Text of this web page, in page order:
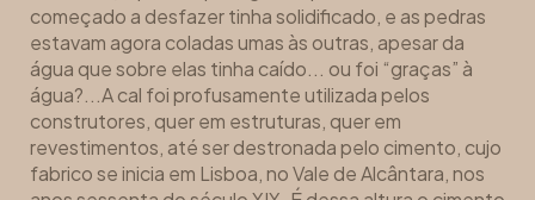
começado a desfazer tinha solidificado, e as pedras
estavam agora coladas umas às outras, apesar da
água que sobre elas tinha caído... ou foi “graças” à
água?...A cal foi profusamente utilizada pelos
construtores, quer em estruturas, quer em
revestimentos, até ser destronada pelo cimento, cujo
fabrico se inicia em Lisboa, no Vale de Alcântara, nos